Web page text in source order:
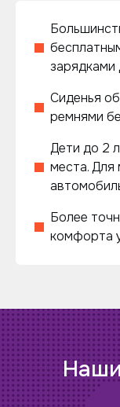
зарядками
Сиденья
ремнями
Дети до 2
места. Для
Более
комфорта